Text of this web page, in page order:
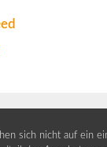
sich nicht auf ein